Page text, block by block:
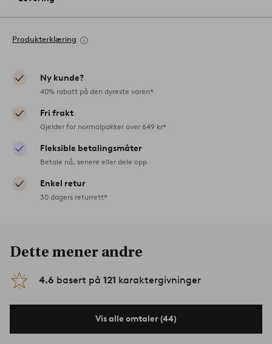
Produkterklæring
Ny kunde?
40% rabatt på den dyreste varen*
Fri frakt
Gjelder for normalpakker over 649 kr*
Fleksible betalingsmåter
Betale nå, senere eller dele opp
Enkel retur
30 dagers returrett*
Dette mener andre
4.6 basert på 121 karaktergivninger
Vis alle omtaler (44)